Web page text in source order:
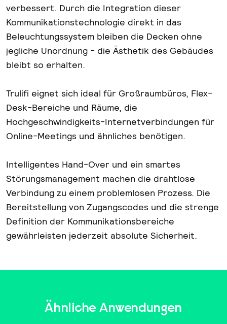
verbessert. Durch die Integration dieser
Kommunikationstechnologie direkt in das
Beleuchtungssystem bleiben die Decken ohne
jegliche Unordnung - die Ästhetik des Gebäudes
bleibt so erhalten.
Trulifi eignet sich ideal für Großraumbüros, Flex-
Desk-Bereiche und Räume, die
Hochgeschwindigkeits-Internetverbindungen für
Online-Meetings und ähnliches benötigen.
Intelligentes Hand-Over und ein smartes
Störungsmanagement machen die drahtlose
Verbindung zu einem problemlosen Prozess. Die
Bereitstellung von Zugangscodes und die strenge
Definition der Kommunikationsbereiche
gewährleisten jederzeit absolute Sicherheit.
Ähnliche Anwendungen